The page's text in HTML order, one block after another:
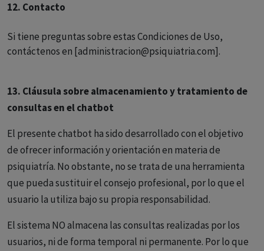
12. Contacto
Si tiene preguntas sobre estas Condiciones de Uso,
contáctenos en [administracion@psiquiatria.com].
13. Cláusula sobre almacenamiento y tratamiento de
consultas en el chatbot
El presente chatbot ha sido desarrollado con el objetivo
de ofrecer información y orientación en materia de
psiquiatría. No obstante, no se trata de una herramienta
que pueda sustituir el consejo profesional, por lo que el
usuario la utiliza bajo su propia responsabilidad.
El sistema NO almacena las consultas realizadas por los
usuarios, ni de forma temporal ni permanente. Por lo que